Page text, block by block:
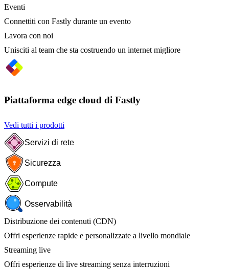
Eventi
Connettiti con Fastly durante un evento
Lavora con noi
Unisciti al team che sta costruendo un internet migliore
Piattaforma edge cloud di Fastly
Vedi tutti i prodotti
Servizi di rete
Sicurezza
Compute
Osservabilità
Distribuzione dei contenuti (CDN)
Offri esperienze rapide e personalizzate a livello mondiale
Streaming live
Offri esperienze di live streaming senza interruzioni